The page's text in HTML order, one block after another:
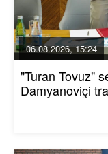
06.08.2026, 15:24
"Turan Tovuz"
Damyanoviçi